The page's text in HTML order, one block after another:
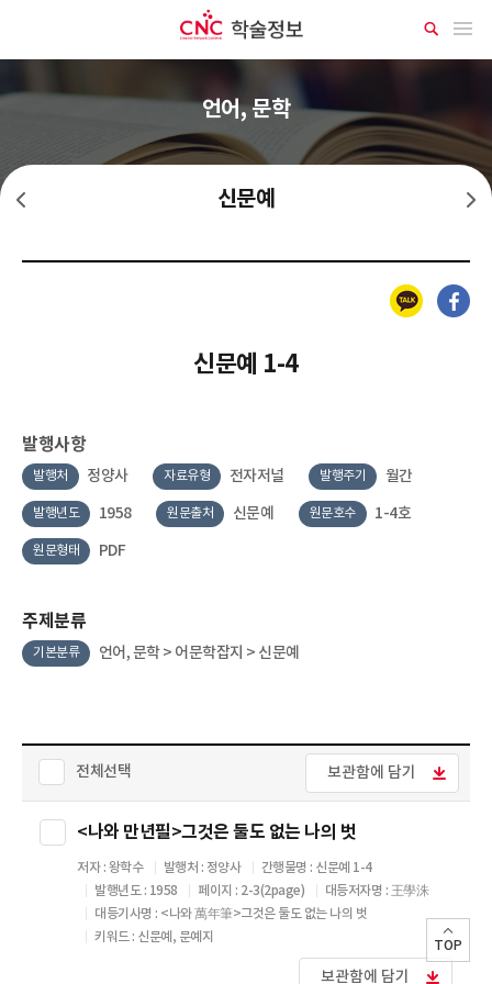
메뉴 열기
상
세
언어, 문학
신문예 신시단
카카오톡 페이스북
신문예 1-4
발행사항
발행처 정양사 자료유형 전자저널 발행주기 월간
발행년도 1958 원문출처 신문예 원문호수 1-4호
원문형태 PDF
주제분류
기본분류 언어, 문학 > 어문학잡지 > 신문예
전체선택 보관함에 담기
<나와 만년필>그것은 둘도 없는 나의 벗
저자 : 왕학수 발행처 : 정양사
간행물명 : 신문예 1-4
발행년도 : 1958
페이지 : 2-3(2page)
대등저자명 : 王學洙
대등기사명 : <나와 萬年筆>그것은 둘도 없는 나의 벗
키워드 : 신문예, 문예지
보관함에 담기
TOP